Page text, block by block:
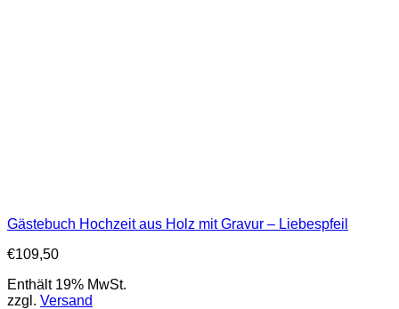
Gästebuch Hochzeit aus Holz mit Gravur – Liebespfeil
€109,50
Enthält 19% MwSt.
zzgl. Versand